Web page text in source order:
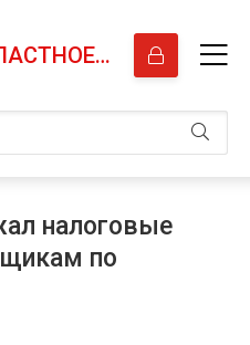
ТВЕРСКОЕ ОБЛАСТНОЕ ОТДЕЛЕНИЕ КПРФ
налоговые
по